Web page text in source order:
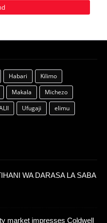
Habari
Kilimo
Makala
Michezo
Ufugaji
elimu
WA DARASA LA SABA
market impresses Coldwell